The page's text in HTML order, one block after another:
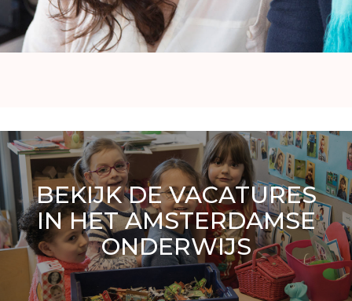
BEKIJK DE VACATURES
IN HET AMSTERDAMSE
ONDERWIJS